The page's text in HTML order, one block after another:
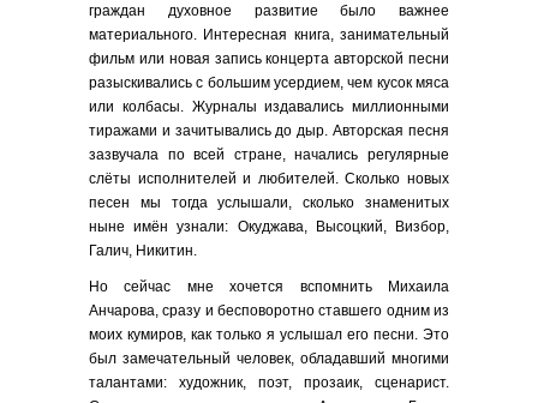
граждан духовное развитие было важнее
материального. Интересная книга, занимательный
фильм или новая запись концерта авторской песни
разыскивались с большим усердием, чем кусок мяса
или колбасы. Журналы издавались миллионными
тиражами и зачитывались до дыр. Авторская песня
зазвучала по всей стране, начались регулярные
слёты исполнителей и любителей. Сколько новых
песен мы тогда услышали, сколько знаменитых
ныне имён узнали: Окуджава, Высоцкий, Визбор,
Галич, Никитин.
Но сейчас мне хочется вспомнить Михаила
Анчарова, сразу и бесповоротно ставшего одним из
моих кумиров, как только я услышал его песни. Это
был замечательный человек, обладавший многими
талантами: художник, поэт, прозаик, сценарист.